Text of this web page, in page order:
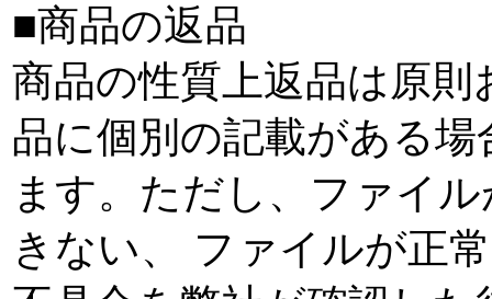
■商品の返品
商品の性質上返品は原
品に個別の記載がある
ます。ただし、ファイ
きない、 ファイルが正